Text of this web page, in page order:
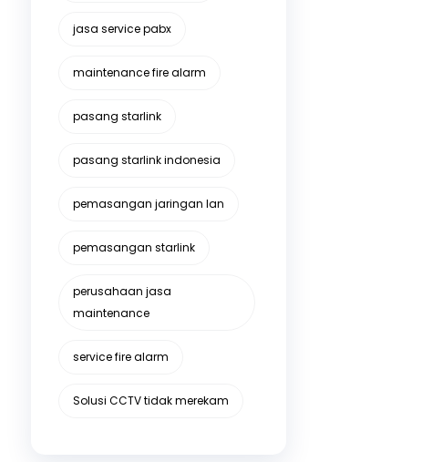
jasa service pabx
maintenance fire alarm
pasang starlink
pasang starlink indonesia
pemasangan jaringan lan
pemasangan starlink
perusahaan jasa
maintenance
service fire alarm
Solusi CCTV tidak merekam